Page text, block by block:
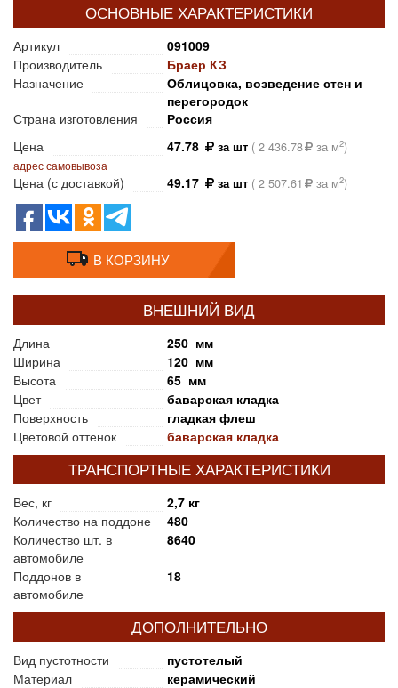
ОСНОВНЫЕ ХАРАКТЕРИСТИКИ
Артикул
091009
Производитель
Браер КЗ
Назначение
Облицовка, возведение стен и
перегородок
Страна изготовления
Россия
Цена
47.78 за шт ( 2 436.78 за м2)
адрес самовывоза
Цена (с доставкой) 49.17 за шт ( 2 507.61 за м2)
В КОРЗИНУ
ВНЕШНИЙ ВИД
Длина
250 мм
Ширина
120 мм
Высота
65 мм
Цвет
баварская кладка
Поверхность
гладкая флеш
Цветовой оттенок
баварская кладка
ТРАНСПОРТНЫЕ ХАРАКТЕРИСТИКИ
Вес, кг
2,7 кг
Количество на поддоне
480
Количество шт. в
автомобиле
8640
Поддонов в
автомобиле
18
ДОПОЛНИТЕЛЬНО
Вид пустотности
пустотелый
Материал
керамический